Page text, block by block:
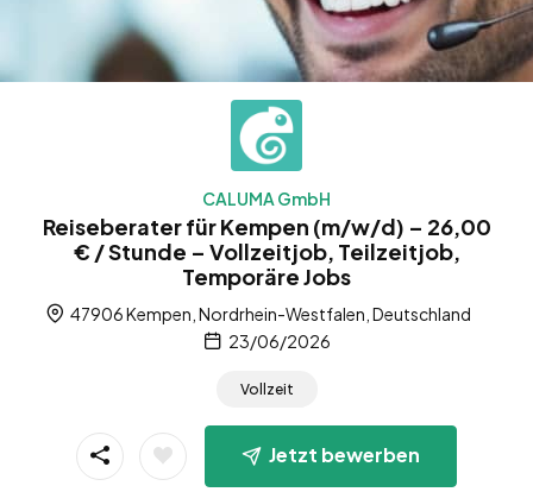
CALUMA GmbH
Reiseberater für Kempen (m/w/d) – 26,00
€ / Stunde – Vollzeitjob, Teilzeitjob,
Temporäre Jobs
47906 Kempen, Nordrhein-Westfalen, Deutschland
23/06/2026
Vollzeit
Jetzt bewerben